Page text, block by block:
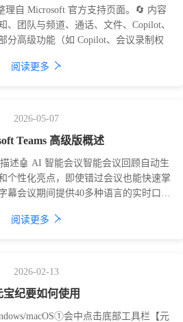
理自 Microsoft 官方支持页面。🔄 内容
、团队与频道、通话、文件、Copilot、
分高级功能（如 Copilot、会议录制权
阅读更多 ›
2026-05-07
Teams 高级版概述
述🤖 AI 智能会议智能会议回顾自动生
个性化亮点，即使错过会议也能快速掌
幕会议期间提供40多种语言的实时口语
阅读更多
›
2026-02-13
宝纪要如何使用
macOS①会中点击底部工具栏【元